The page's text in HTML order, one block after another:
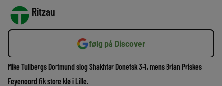
Ritzau
følg på Discover
Mike Tullbergs Dortmund slog Shakhtar Donetsk 3-1, mens Brian Priskes
Feyenoord fik store klø i Lille.